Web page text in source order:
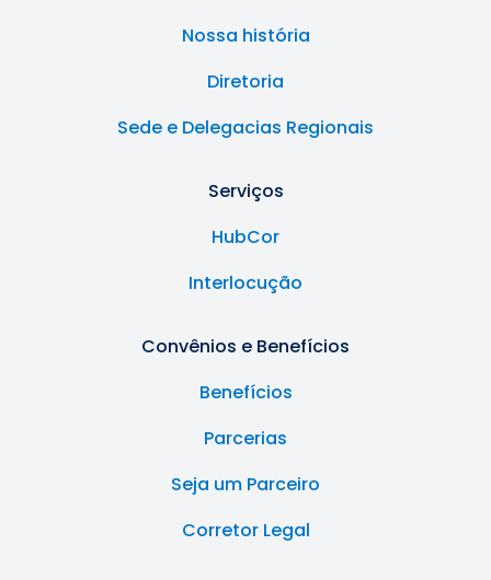
Nossa história
Diretoria
Sede e Delegacias Regionais
Serviços
HubCor
Interlocução
Convênios e Benefícios
Benefícios
Parcerias
Seja um Parceiro
Corretor Legal